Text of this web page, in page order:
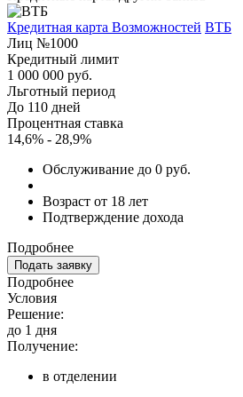
Кредитная карта Возможностей ВТБ
Лиц №1000
Кредитный лимит
1 000 000 руб.
Льготный период
До 110 дней
Процентная ставка
14,6% - 28,9%
Обслуживание до 0 руб.
Возраст от 18 лет
Подтверждение дохода
Подробнее
Подать заявку
Подробнее
Условия
Решение:
до 1 дня
Получение:
в отделении